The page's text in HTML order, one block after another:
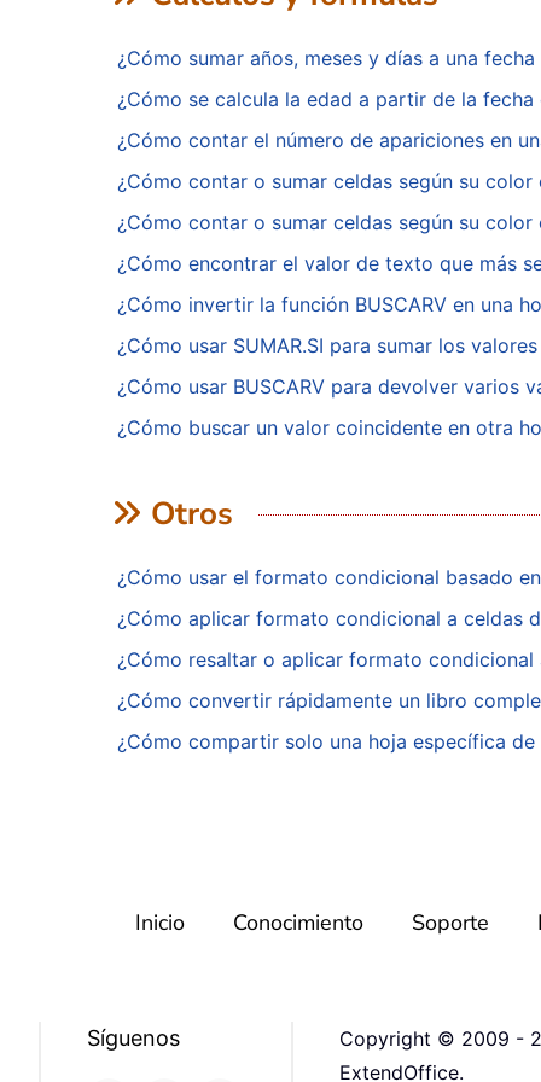
¿Cómo sumar años, meses y días a una
¿Cómo se calcula la edad a partir de la
¿Cómo contar el número de apariciones en
¿Cómo contar o sumar celdas según su color
¿Cómo contar o sumar celdas según su color
¿Cómo encontrar el valor de texto que más
¿Cómo invertir la función BUSCARV en una
¿Cómo usar SUMAR.SI para sumar los
¿Cómo usar BUSCARV para devolver varios
¿Cómo buscar un valor coincidente en otra
Otros
¿Cómo usar el formato condicional basado
¿Cómo aplicar formato condicional a celdas
¿Cómo resaltar o aplicar formato
¿Cómo convertir rápidamente un libro
¿Cómo compartir solo una hoja específica
Inicio Conocimiento Soporte
Síguenos
Copyright © 2009 -
ExtendOffice.